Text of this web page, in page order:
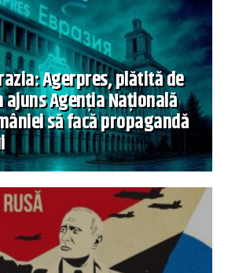
Agerpres, plătită de
ajuns Agenția Națională
să facă propagandă